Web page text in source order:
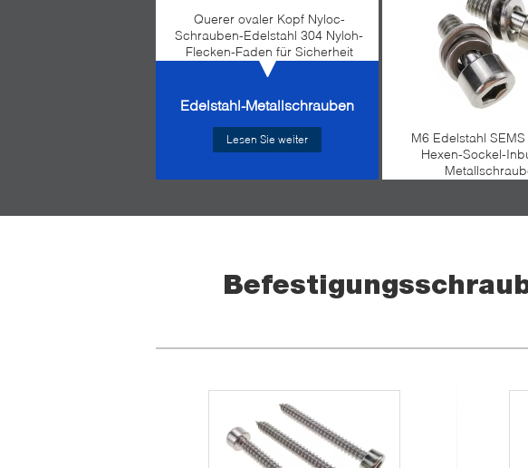
Querer ovaler Kopf Nyloc-
Schrauben-Edelstahl 304 Nyloh-
Flecken-Faden für Sicherheit
Edelstahl-Metallschrauben
Lesen Sie weiter
M6 Edelstahl
Hexen-Sockel-